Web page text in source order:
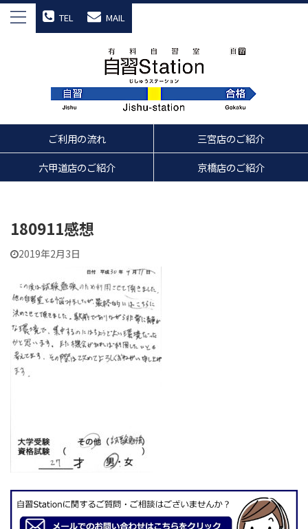
TEL MAIL
ご利用の流れ
三宮店のご紹介
六甲道店のご紹介
京橋店のご紹介
180911感想
2019年2月3日